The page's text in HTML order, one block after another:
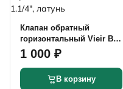
Клапан обратный
горизонтальный Vieir ВВ
1.1/4", латунь
1 000 ₽
В корзину